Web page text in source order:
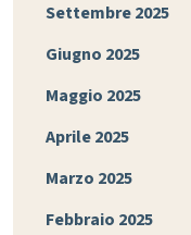
Settembre 2025
Giugno 2025
Maggio 2025
Aprile 2025
Marzo 2025
Febbraio 2025